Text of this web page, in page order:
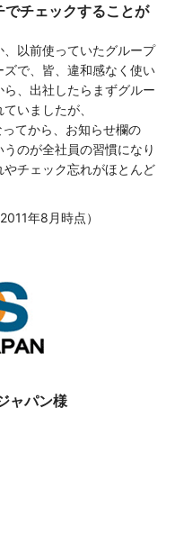
チェックすることが
以前使っていたグループ
で、皆、違和感なく使い
、出社したらまずグルー
いましたが、
てから、お知らせ欄の
うのが全社員の習慣になり
チェック忘れがほとんど
ャパン様
年8月時点）